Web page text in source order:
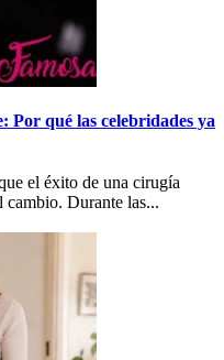
qué las celebridades ya
el éxito de una cirugía
cambio. Durante las...